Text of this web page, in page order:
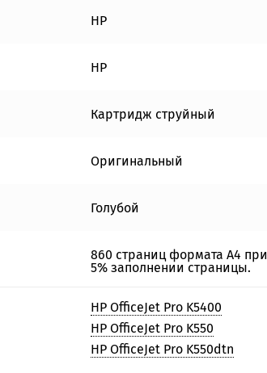
HP
HP
Картридж струйный
Оригинальный
Голубой
860 страниц формата А4 при
5% заполнении страницы.
HP OfficeJet Pro K5400
HP OfficeJet Pro K550
HP OfficeJet Pro K550dtn